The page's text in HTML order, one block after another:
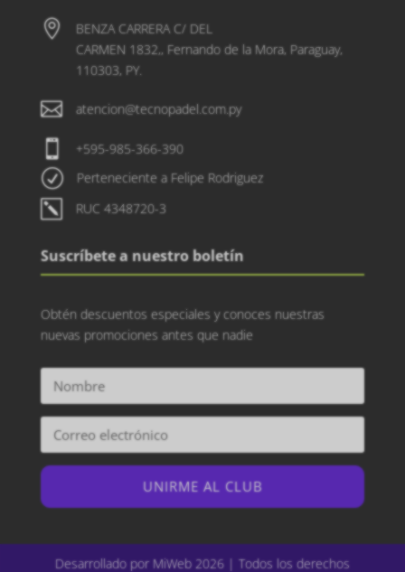

BENZA CARRERA C/ DEL
CARMEN 1832,, Fernando de la Mora, Paraguay,
110303, PY.
 atencion@tecnopadel.com.py
 +595-985-366-390
R Perteneciente a Felipe Rodriguez
k RUC 4348720-3
Suscríbete a nuestro boletín
Obtén descuentos especiales y conoces nuestras
nuevas promociones antes que nadie
UNIRME AL CLUB
Desarrollado por MiWeb 2026 | Todos los derechos